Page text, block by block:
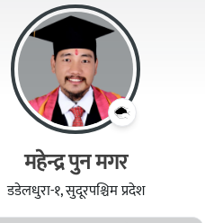
महेन्द्र पुन मगर
डडेलधुरा-१, सुदूरपश्चिम प्रदेश